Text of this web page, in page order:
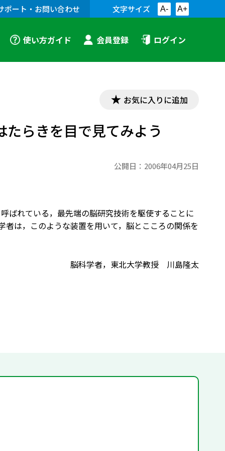
ポート・お問い合わせ 文字サイズ A- A+
使い方ガイド 会員登録 ログイン
お気に入りに追加
らきを目で見てみよう
公開日： 2006年04月25日
れている，最先端の脳研究技術を駆使することに
は，このような装置を用いて，脳とこころの関係を
脳科学者，東北大学教授 川島隆太